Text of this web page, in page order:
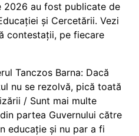
2026 au fost publicate de
și Cercetării. Vezi
contestații, pe fiecare
Tanczos Barna: Dacă
nu se rezolvă, pică toată
/ Sunt mai multe
partea Guvernului către
educație și nu par a fi